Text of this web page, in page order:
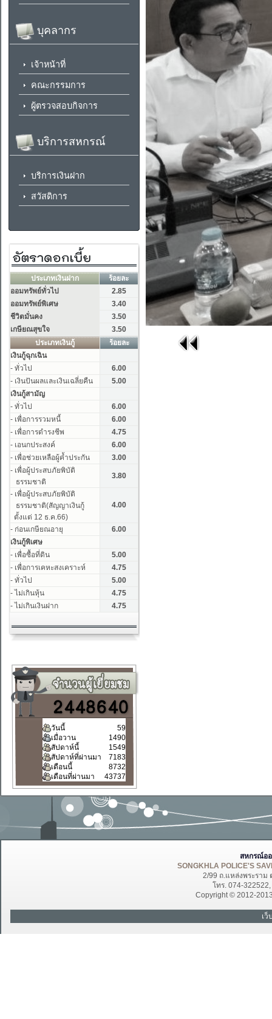
บุคลากร
เจ้าหน้าที่
คณะกรรมการ
ผู้ตรวจสอบกิจการ
บริการสหกรณ์
บริการเงินฝาก
สวัสดิการ
วันนี้
59
เมื่อวาน
1490
สัปดาห์นี้
1549
สัปดาห์ที่ผ่านมา
7183
เดือนนี้
8732
เดือนที่ผ่านมา
43737
สหกรณ์อ
SONGKHLA POLICE'S
2/99 ถ.แหล่งพระราม
โทร. 074-
Copyright © 2012-
เ